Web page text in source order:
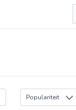
Populariteit